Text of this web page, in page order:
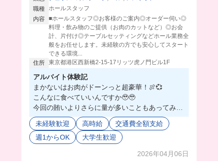
職種
ホールスタッフ
内容 ■ホールスタッフ◎お客様のご案内◎オーダー伺い◎
料理・飲み物のご提供（お肉のカットなど）◎お会
計、片付け◎テーブルセッティングなどホール業務全
般をお任せします。未経験の方でも安心してスタート
できる環境...
住所 東京都港区西新橋2-15-17リッツ虎ノ門ビル1F
アルバイト体験記
まかないはお肉がドーンっと超豪華！🍖💞
こんなに食べていいんですか🥹🥹
今回の賄いよりさらに量が多いこともあってみん
なでなかよく食べるんだって😽💞🧑‍🍳
スタッフさんもみんな優しくて働きやすい環境だ
よ🌟
未経験歓迎 高時給
交通費全額支給
週1からOK
大学生歓迎
2026年04月06日